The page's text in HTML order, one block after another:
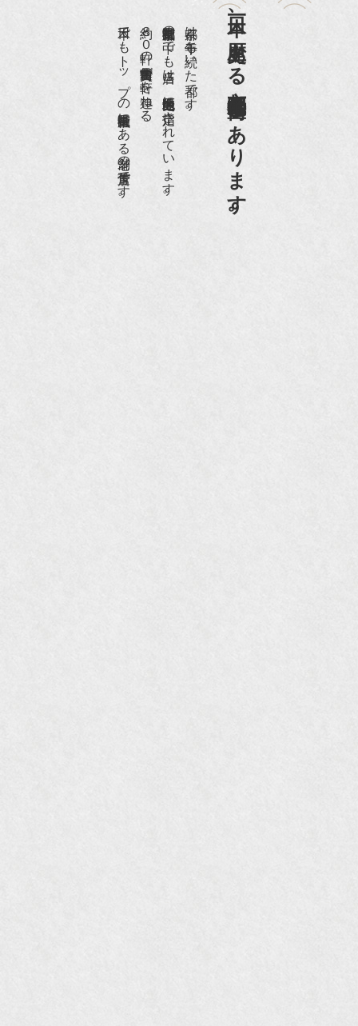
日本一、歴史ある
京都祇園骨董街にあります。
京都は千年も続いた都です。
京都祇園骨董街の中でも当店は、歴史的保全地区に指定されています。
約８０軒の古美術骨董商が軒を連ねる、
日本でもトップの祇園骨董街にある老舗の骨董店です。